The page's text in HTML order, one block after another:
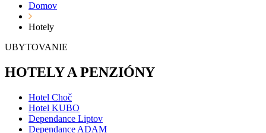
Domov
Hotely
UBYTOVANIE
HOTELY A PENZIÓNY
Hotel Choč
Hotel KUBO
Dependance Liptov
Dependance ADAM